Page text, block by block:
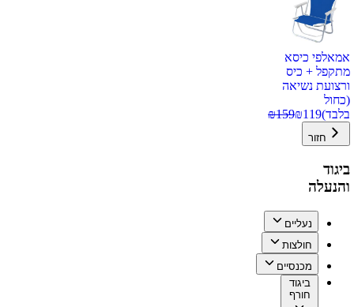
אמאלפי כיסא
מתקפל + כיס
ורצועת נשיאה
(כחול
בלבד)
₪119
₪159
חזור
ביגוד
והנעלה
נעליים
חולצות
מכנסיים
ביגוד
חורף